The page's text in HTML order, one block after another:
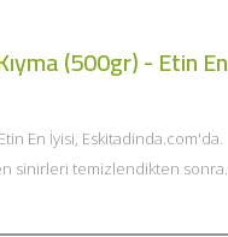
(500gr) - Etin En
En İyisi, Eskitadinda.com'da.
sinirleri temizlendikten sonra